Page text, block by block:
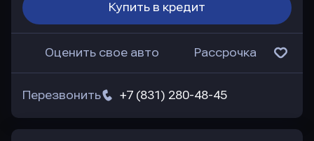
Купить в кредит
Оценить свое авто Рассрочка
+7 (831) 280-48-45
Перезвонить